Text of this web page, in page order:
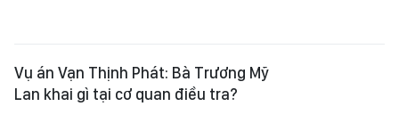
Vụ án Vạn Thịnh Phát: Bà Trương Mỹ
Lan khai gì tại cơ quan điều tra?